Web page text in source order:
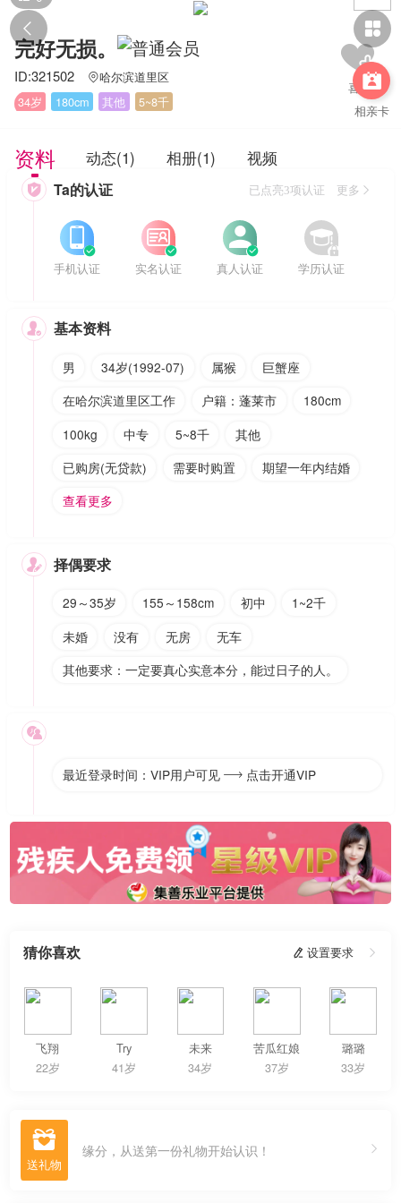
 

相亲卡
完好无损。
ID:321502 哈尔滨道里区
34岁
180cm 其他 5~8千
资料 动态(1) 相册(1) 视频
 Ta的认证 已点亮3项认证 更多


手机认证


实名认证


真人认证


学历认证
 基本资料
男 34岁(1992-07) 属猴
巨蟹座
在哈尔滨道里区工作
户籍：蓬莱市
180cm
100kg
中专 5~8千
其他
已购房(无贷款)
需要时购置
期望一年内结婚
查看更多
 择偶要求
29～35岁 155～158cm 初中
1~2千
未婚
没有 无房
无车
其他要求：一定要真心实意本分，能过日子的人。

最近登录时间：VIP用户可见  点击开通VIP
猜你喜欢  设置要求 
飞翔
22岁
Try
41岁
未来
34岁
苦瓜红娘
37岁
璐璐
33岁
 缘分，从送第一份礼物开始认识！